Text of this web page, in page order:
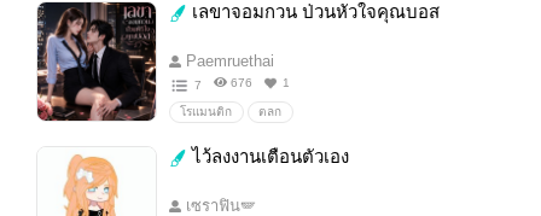
หลงเสน่ห์นางเอก ตลก/comedy *รัก
โรคกลัวความรัก
นางเอกแสบ คอมเมดี้
เลขาจอมกวน ป่วนหัวใจคุณบอส
Paemruethai
7 676 1
โรแมนติก ตลก
ไว้ลงงานเตือนตัวเอง
เซราฟิน🪽